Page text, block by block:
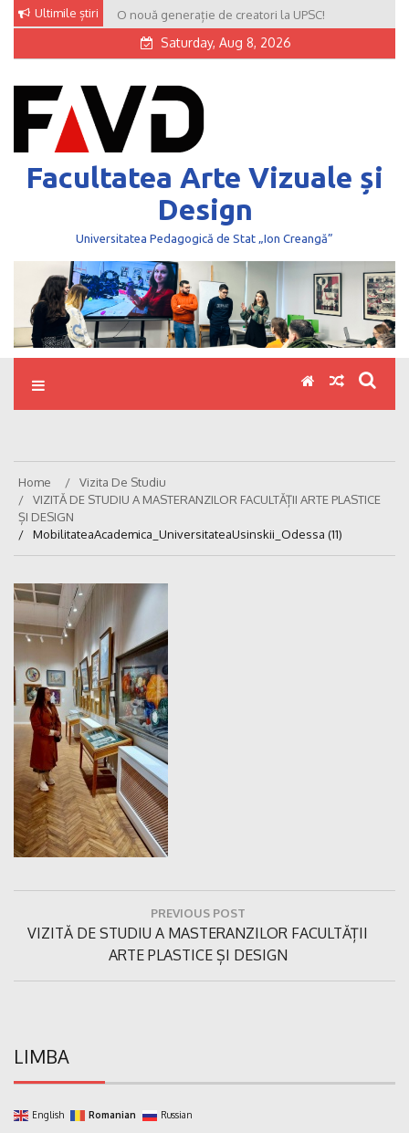
Skip
content
Ultimile știri O nouă generație de creatori la UPSC!
Saturday, Aug 8, 2026
Facultatea Arte Vizuale și
Design
Universitatea Pedagogică de Stat „Ion Creangă”
Home
Vizita De Studiu
VIZITĂ DE STUDIU A MASTERANZILOR FACULTĂȚII ARTE PLASTICE
ȘI DESIGN
MobilitateaAcademica_UniversitateaUsinskii_Odessa (11)
articole
PREVIOUS POST
Previous
VIZITĂ DE STUDIU A MASTERANZILOR FACULTĂȚII
ARTE PLASTICE ȘI DESIGN
LIMBA
English Romanian Russian